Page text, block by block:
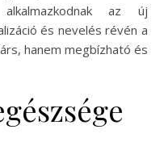
az új
és nevelés révén a
hanem megbízható és